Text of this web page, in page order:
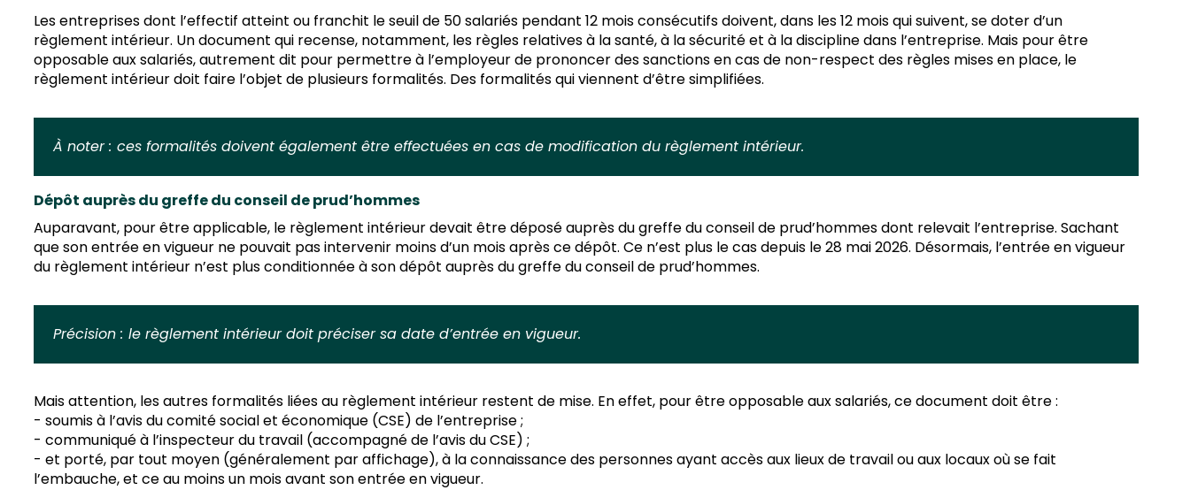
Les entreprises dont l’effectif atteint ou franchit le seuil de 50 salariés pendant 12 mois consécutifs doivent, dans les 12 mois qui suivent, se doter d’un
règlement intérieur. Un document qui recense, notamment, les règles relatives à la santé, à la sécurité et à la discipline dans l’entreprise. Mais pour être
opposable aux salariés, autrement dit pour permettre à l’employeur de prononcer des sanctions en cas de non-respect des règles mises en place, le
règlement intérieur doit faire l’objet de plusieurs formalités. Des formalités qui viennent d’être simplifiées.
À noter : ces formalités doivent également être effectuées en cas de modification du règlement intérieur.
Dépôt auprès du greffe du conseil de prud’hommes
Auparavant, pour être applicable, le règlement intérieur devait être déposé auprès du greffe du conseil de prud’hommes dont relevait l’entreprise. Sachant
que son entrée en vigueur ne pouvait pas intervenir moins d’un mois après ce dépôt. Ce n’est plus le cas depuis le 28 mai 2026. Désormais, l’entrée en vigueur
du règlement intérieur n’est plus conditionnée à son dépôt auprès du greffe du conseil de prud’hommes.
Précision : le règlement intérieur doit préciser sa date d’entrée en vigueur.
Mais attention, les autres formalités liées au règlement intérieur restent de mise. En effet, pour être opposable aux salariés, ce document doit être :
- soumis à l’avis du comité social et économique (CSE) de l’entreprise ;
- communiqué à l’inspecteur du travail (accompagné de l’avis du CSE) ;
- et porté, par tout moyen (généralement par affichage), à la connaissance des personnes ayant accès aux lieux de travail ou aux locaux où se fait
l’embauche, et ce au moins un mois avant son entrée en vigueur.